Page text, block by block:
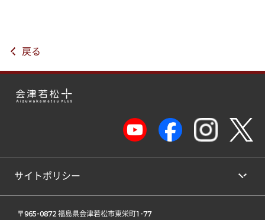
戻る
サイトポリシー
〒965-0872 福島県会津若松市東栄町1-77